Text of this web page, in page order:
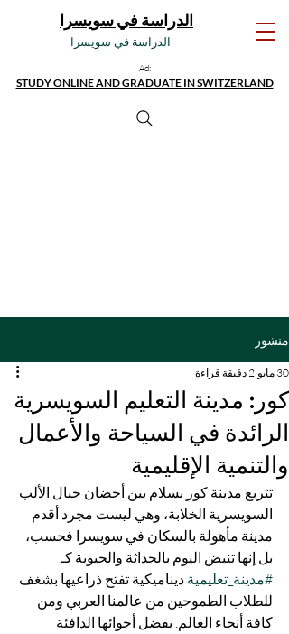
الدراسة في سويسرا
الدراسة في سويسرا
Ad:
STUDY ONLINE AND GRADUATE IN SWITZERLAND
منشور
كور: مدينة التعليم السويسرية
الرائدة في السياحة والأعمال
والتنمية الإقليمية
30 مايو 2 دقيقة قراءة
تتربع مدينة كور بسلام بين أحضان جبال الألب
السويسرية الخلابة، وهي ليست مجرد أقدم
مدينة مأهولة بالسكان في سويسرا فحسب،
بل إنها تنبض اليوم بالحداثة والحيوية كـ
#مدينة_تعليمية ديناميكية تفتح ذراعيها بشغف
للطلاب الطموحين من عالمنا العربي ومن
كافة أنحاء العالم. بفضل أجوائها الدافئة